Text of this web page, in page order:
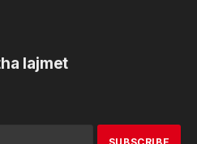
lajmet